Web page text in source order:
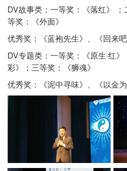
DV故事类：一等奖：《落红》
等奖：《外面》
优秀奖：《蓝袍先生》、《回来
DV专题类：一等奖：《原生·红
彩》；三等奖：《狮魂》
优秀奖：《泥中寻味》、《以金